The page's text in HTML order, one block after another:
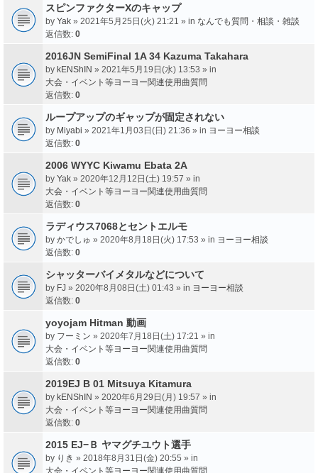
スピンファクターXのキャップ
by Yak » 2021年5月25日(火) 21:21 » in なんでも質問・相談・雑談
返信数: 0
2016JN SemiFinal 1A 34 Kazuma Takahara
by kENShIN » 2021年5月19日(水) 13:53 » in
大会・イベント等ヨーヨー関連使用曲質問
返信数: 0
ループアップのギャップが固定されない
by Miyabi » 2021年1月03日(日) 21:36 » in ヨーヨー相談
返信数: 0
2006 WYYC Kiwamu Ebata 2A
by Yak » 2020年12月12日(土) 19:57 » in
大会・イベント等ヨーヨー関連使用曲質問
返信数: 0
ラディウス7068とセントエルモ
by かでしゅ » 2020年8月18日(火) 17:53 » in ヨーヨー相談
返信数: 0
シャッターバイメタルなどについて
by FJ » 2020年8月08日(土) 01:43 » in ヨーヨー相談
返信数: 0
yoyojam Hitman 動画
by フーミン » 2020年7月18日(土) 17:21 » in
大会・イベント等ヨーヨー関連使用曲質問
返信数: 0
2019EJ B 01 Mitsuya Kitamura
by kENShIN » 2020年6月29日(月) 19:57 » in
大会・イベント等ヨーヨー関連使用曲質問
返信数: 0
2015 EJ−Ｂ ヤマグチユウト選手
by りき » 2018年8月31日(金) 20:55 » in
大会・イベント等ヨーヨー関連使用曲質問